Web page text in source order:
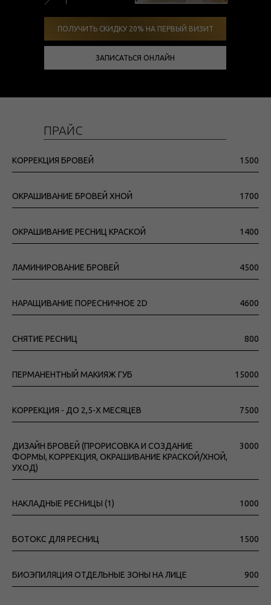
ЗАПИСАТЬСЯ ОНЛАЙН
ПОЛУЧИТЬ СКИДКУ 20% НА ПЕРВЫЙ ВИЗИТ
ПРАЙС
КОРРЕКЦИЯ БРОВЕЙ 1500
ОКРАШИВАНИЕ БРОВЕЙ ХНОЙ 1700
ОКРАШИВАНИЕ РЕСНИЦ КРАСКОЙ 1400
ЛАМИНИРОВАНИЕ БРОВЕЙ 4500
НАРАЩИВАНИЕ ПОРЕСНИЧНОЕ 2D 4600
СНЯТИЕ РЕСНИЦ 800
ПЕРМАНЕНТНЫЙ МАКИЯЖ ГУБ 15000
КОРРЕКЦИЯ - ДО 2,5-Х МЕСЯЦЕВ 7500
ДИЗАЙН БРОВЕЙ (ПРОРИСОВКА И СОЗДАНИЕ
ФОРМЫ, КОРРЕКЦИЯ, ОКРАШИВАНИЕ КРАСКОЙ/ХНОЙ,
УХОД)
3000
НАКЛАДНЫЕ РЕСНИЦЫ (1) 1000
БОТОКС ДЛЯ РЕСНИЦ 1500
БИОЭПИЛЯЦИЯ ОТДЕЛЬНЫЕ ЗОНЫ НА ЛИЦЕ 900